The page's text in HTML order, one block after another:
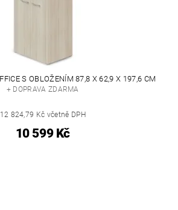
S OBLOŽENÍM 87,8 X 62,9 X 197,6 CM
+ DOPRAVA ZDARMA
12 824,79 Kč včetně DPH
10 599 Kč